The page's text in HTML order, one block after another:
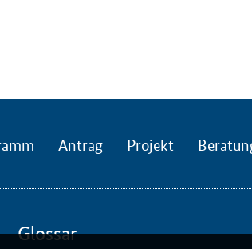
Antrag Projekt
Glossar